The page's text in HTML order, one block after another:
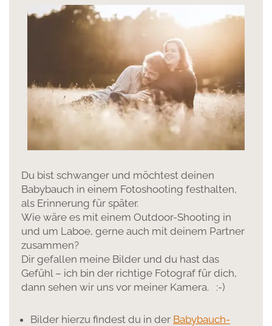
Du bist schwanger und möchtest deinen
Babybauch in einem Fotoshooting festhalten,
als Erinnerung für später.
Wie wäre es mit einem Outdoor-Shooting in
und um Laboe, gerne auch mit deinem Partner
zusammen?
Dir gefallen meine Bilder und du hast das
Gefühl – ich bin der richtige Fotograf für dich,
dann sehen wir uns vor meiner Kamera. :-)
Bilder hierzu findest du in der Babybauch-